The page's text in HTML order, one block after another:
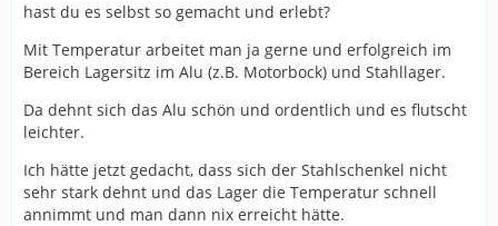
hast du es selbst so gemacht und erlebt?
Mit Temperatur arbeitet man ja gerne und erfolgreich im
Bereich Lagersitz im Alu (z.B. Motorbock) und Stahllager.
Da dehnt sich das Alu schön und ordentlich und es flutscht
leichter.
Ich hätte jetzt gedacht, dass sich der Stahlschenkel nicht
sehr stark dehnt und das Lager die Temperatur schnell
annimmt und man dann nix erreicht hätte.